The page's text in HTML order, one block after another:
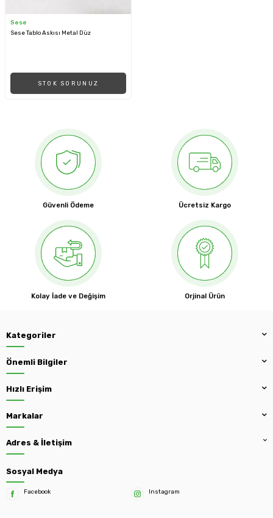
Sese
Sese Tablo Askısı Metal Düz
STOK SORUNUZ
Güvenli Ödeme Ücretsiz Kargo
Kolay İade ve Değişim Orjinal Ürün
Kategoriler
Önemli Bilgiler
Hızlı Erişim
Markalar
Adres & İletişim
Sosyal Medya
Facebook Instagram